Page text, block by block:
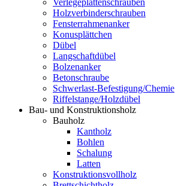
Verlegeplattenschrauben
Holzverbinderschrauben
Fensterrahmenanker
Konusplättchen
Dübel
Langschaftdübel
Bolzenanker
Betonschraube
Schwerlast-Befestigung/Chemie
Riffelstange/Holzdübel
Bau- und Konstruktionsholz
Bauholz
Kantholz
Bohlen
Schalung
Latten
Konstruktionsvollholz